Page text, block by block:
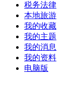
税务法律
本地旅游
我的收藏
我的主题
我的消息
我的资料
电脑版